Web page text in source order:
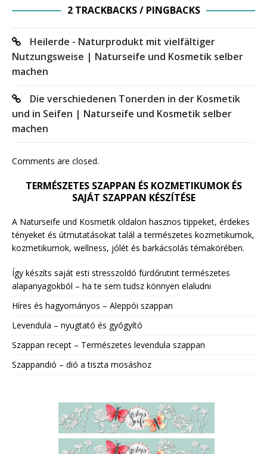
2 TRACKBACKS / PINGBACKS
Heilerde - Naturprodukt mit vielfältiger
Nutzungsweise | Naturseife und Kosmetik selber
machen
Die verschiedenen Tonerden in der Kosmetik
und in Seifen | Naturseife und Kosmetik selber
machen
Comments are closed.
TERMÉSZETES SZAPPAN ÉS KOZMETIKUMOK ÉS
SAJÁT SZAPPAN KÉSZÍTÉSE
A Naturseife und Kosmetik oldalon hasznos tippeket, érdekes
tényeket és útmutatásokat talál a természetes kozmetikumok,
kozmetikumok, wellness, jólét és barkácsolás témakörében.
Így készíts saját esti stresszoldó fürdőrutint természetes
alapanyagokból – ha te sem tudsz könnyen elaludni
Híres és hagyományos – Aleppói szappan
Levendula – nyugtató és gyógyító
Szappan recept – Természetes levendula szappan
Szappandió – dió a tiszta mosáshoz